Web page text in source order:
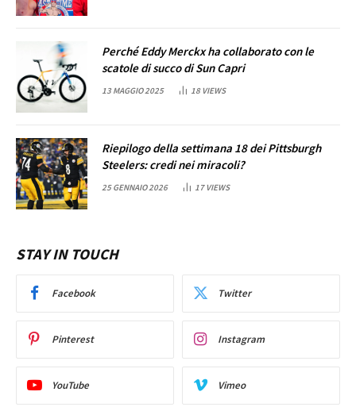
Perché Eddy Merckx ha collaborato con le
scatole di succo di Sun Capri
13 MAGGIO 2025 18VIEWS
Riepilogo della settimana 18 dei Pittsburgh
Steelers: credi nei miracoli?
25 GENNAIO 2026 17VIEWS
STAY IN TOUCH
Facebook Twitter
Pinterest Instagram
YouTube Vimeo